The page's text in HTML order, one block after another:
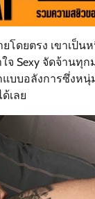
ดยตรง เขาเป็น
จ Sexy จัดจ้านทุ
แบบอลังการซึ่งห
เลย